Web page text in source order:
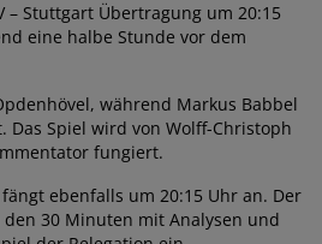
– Stuttgart Übertragung um 20:15
eine halbe Stunde vor dem
während Markus Babbel
Das Spiel wird von Wolff-Christoph
fungiert.
ebenfalls um 20:15 Uhr an. Der
den 30 Minuten mit Analysen und